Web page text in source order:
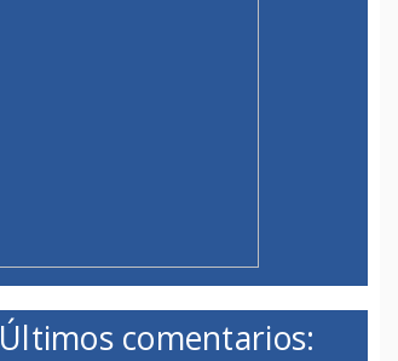
Últimos comentarios: